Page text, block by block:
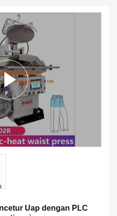
Uap dengan PLC